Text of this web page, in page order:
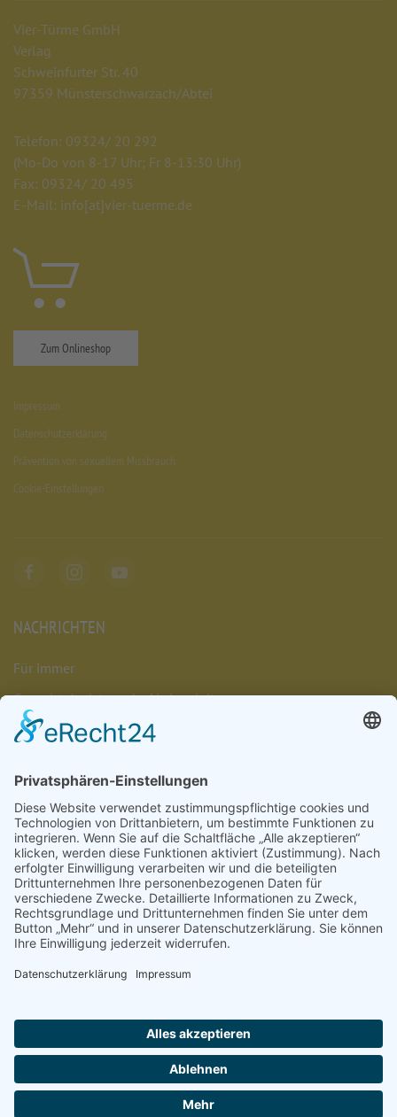
Vier-Türme GmbH
Verlag
Schweinfurter Str. 40
97359 Münsterschwarzach/Abtei
Telefon: 09324/ 20 292
(Mo-Do von 8-17 Uhr; Fr 8-13:30 Uhr)
Fax: 09324/ 20 495
E-Mail: info[at]vier-tuerme.de
Zum Onlineshop
Impressum
Datenschutzerklärung
Prävention von sexuellem Missbrauch
Cookie-Einstellungen
NACHRICHTEN
Für immer
Gesucht: Assistenz der Verlagsleitung
Das Chaos umarmen
Müde. Sein. Dürfen.
Nachrichten
Veranstaltungen
Stellenangebote
Bestellungen
Für Brot- und Fleischbestellungen, die Sie in
nicht über unseren Shop bestellenkönnen, nutzen Sie bitte
folgende Rufnummern:
Bäckerei: 09324/ 20 414